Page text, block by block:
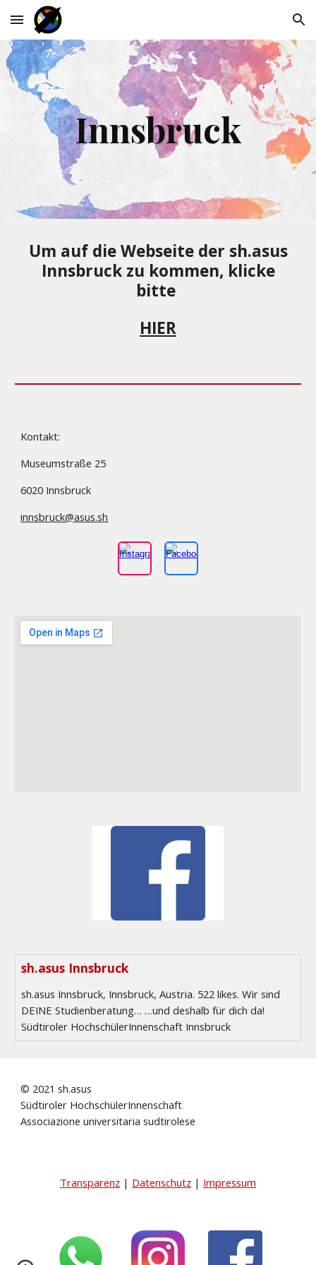
Skip to main content Skip to navigation
Innsbruck
Um auf die Webseite der sh.asus
Innsbruck zu kommen, klicke
bitte
HIER
Kontakt:
Museumstraße 25
6020 Innsbruck
innsbruck@asus.sh
sh.asus Innsbruck
sh.asus Innsbruck, Innsbruck, Austria. 522 likes. Wir sind
DEINE Studienberatung… …und deshalb für dich da!
Südtiroler HochschülerInnenschaft Innsbruck
© 2021 sh.asus
Südtiroler HochschülerInnenschaft
Associazione universitaria sudtirolese
Transparenz | Datenschutz | Impressum